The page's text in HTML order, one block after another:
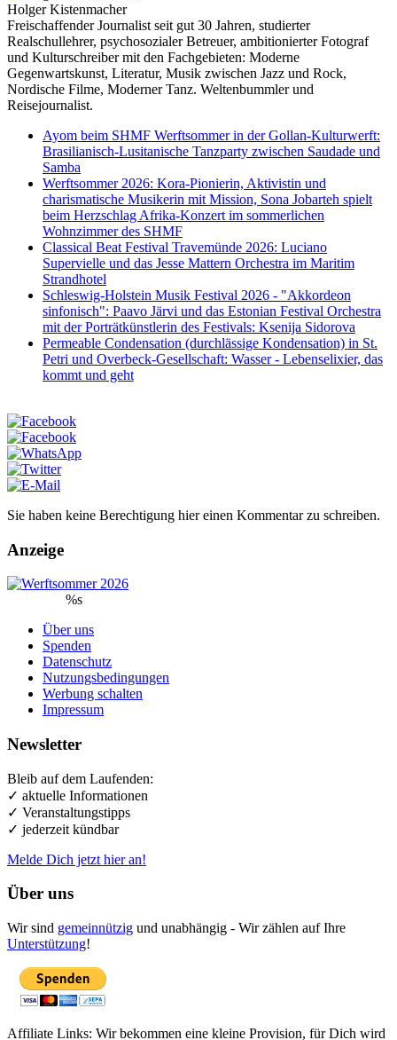
Holger Kistenmacher
Freischaffender Journalist seit gut 30 Jahren, studierter
Realschullehrer, psychosozialer Betreuer, ambitionierter Fotograf
und Kulturschreiber mit den Fachgebieten: Moderne
Gegenwartskunst, Literatur, Musik zwischen Jazz und Rock,
Nordische Filme, Moderner Tanz. Weltenbummler und
Reisejournalist.
Ayom beim SHMF Werftsommer in der Gollan-Kulturwerft:
Brasilianisch-Lusitanische Tanzparty zwischen Saudade und
Samba
Werftsommer 2026: Kora-Pionierin, Aktivistin und
charismatische Musikerin mit Mission, Sona Jobarteh spielt
beim Herzschlag Afrika-Konzert im sommerlichen
Wohnzimmer des SHMF
Classical Beat Festival Travemünde 2026: Luciano
Supervielle und das Jesse Mattern Orchestra im Maritim
Strandhotel
Schleswig-Holstein Musik Festival 2026 - "Akkordeon
sinfonisch": Paavo Järvi und das Estonian Festival Orchestra
mit der Porträtkünstlerin des Festivals: Ksenija Sidorova
Permeable Condensation (durchlässige Kondensation) in St.
Petri und Overbeck-Gesellschaft: Wasser - Lebenselixier, das
kommt und geht
Sie haben keine Berechtigung hier einen Kommentar zu schreiben.
Anzeige
%s
Über uns
Spenden
Datenschutz
Nutzungsbedingungen
Werbung schalten
Impressum
Newsletter
Bleib auf dem Laufenden:
✓ aktuelle Informationen
✓ Veranstaltungstipps
✓ jederzeit kündbar
Melde Dich jetzt hier an!
Über uns
Wir sind gemeinnützig und unabhängig - Wir zählen auf Ihre
Unterstützung!
Affiliate Links: Wir bekommen eine kleine Provision, für Dich wird